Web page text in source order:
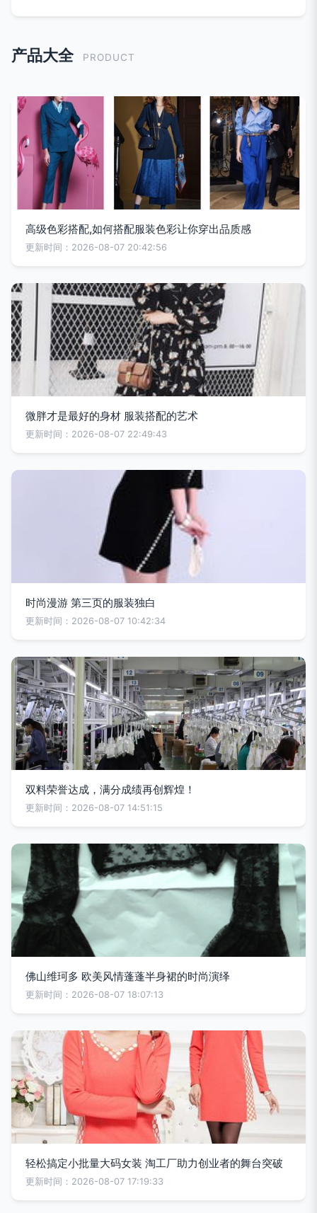
产品大全 PRODUCT
高级色彩搭配,如何搭配服装色彩让你穿出品质感
更新时间：2026-08-07 20:42:56
微胖才是最好的身材 服装搭配的艺术
更新时间：2026-08-07 22:49:43
时尚漫游 第三页的服装独白
更新时间：2026-08-07 10:42:34
双料荣誉达成，满分成绩再创辉煌！
更新时间：2026-08-07 14:51:15
佛山维珂多 欧美风情蓬蓬半身裙的时尚演绎
更新时间：2026-08-07 18:07:13
轻松搞定小批量大码女装 淘工厂助力创业者的舞台突破
更新时间：2026-08-07 17:19:33